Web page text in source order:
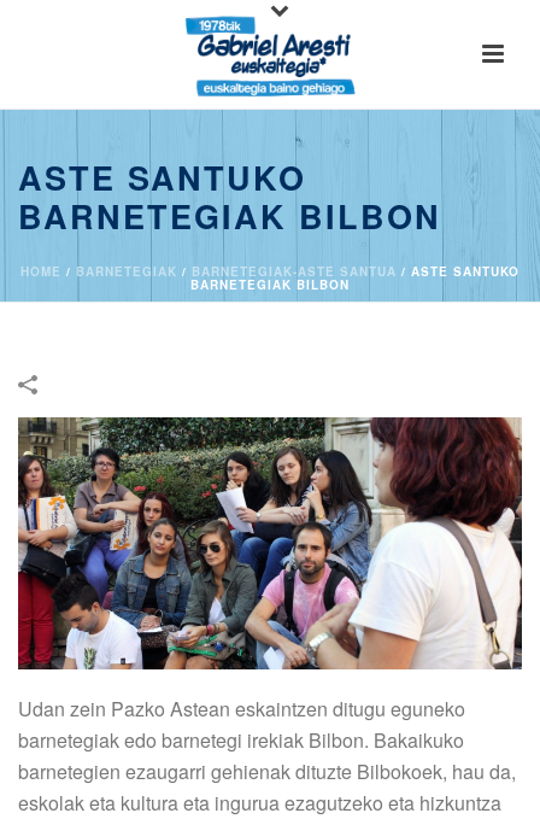
ASTE SANTUKO
BARNETEGIAK BILBON
HOME / BARNETEGIAK / BARNETEGIAK-ASTE SANTUA / ASTE SANTUKO
BARNETEGIAK BILBON
Udan zein Pazko Astean eskaintzen ditugu eguneko
barnetegiak edo barnetegi irekiak Bilbon. Bakaikuko
barnetegien ezaugarri gehienak dituzte Bilbokoek, hau da,
eskolak eta kultura eta ingurua ezagutzeko eta hizkuntza